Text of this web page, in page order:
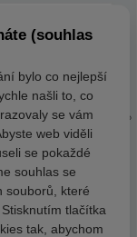
(souhlas
bylo co nejlepší
našli to, co
se vám
web viděli
se pokaždé
souhlas se
souborů, které
tlačítka
tak, abychom